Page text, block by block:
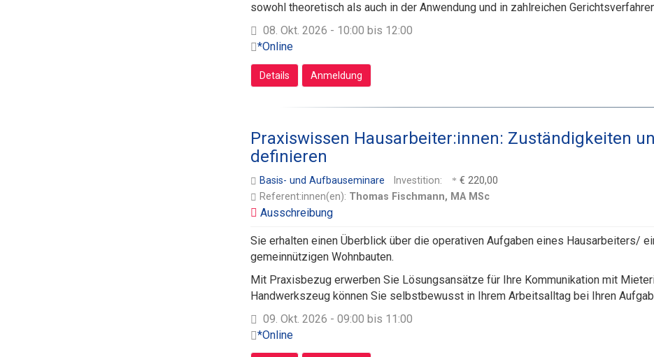
sowohl theoretisch als auch in der Anwendung und in zahlreichen
08. Okt. 2026 - 10:00 bis 12:00
*Online
Details Anmeldung
Praxiswissen Hausarbeiter:innen: Zuständigkeiten
definieren
Basis- und Aufbauseminare Investition:
€ 220,00
Referent:innen(en): Thomas Fischmann, MA MSc
Sie erhalten einen Überblick über die operativen Aufgaben eines Hausarbeiters/
gemeinnützigen Wohnbauten.
Mit Praxisbezug erwerben Sie Lösungsansätze für Ihre Kommunikation mit
Handwerkszeug können Sie selbstbewusst in Ihrem Arbeitsalltag bei Ihren
09. Okt. 2026 - 09:00 bis 11:00
*Online